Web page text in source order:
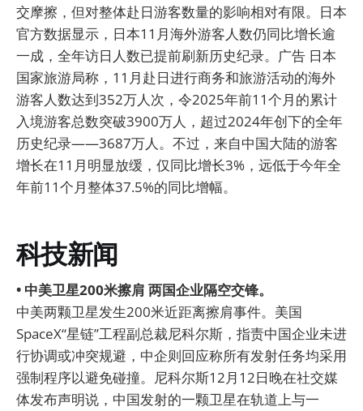
交摩擦，但对整体赴日游客数量的影响相对有限。日本
官方数据显示，日本11月海外游客人数仍同比增长逾
一成，全年访日人数已提前刷新历史纪录。广告 日本
国家旅游局称，11月赴日进行商务和旅游活动的海外
游客人数达到352万人次，令2025年前11个月的累计
入境游客总数突破3900万人，超过2024年创下的全年
历史纪录——3687万人。不过，来自中国大陆的游客
增长在11月明显放缓，仅同比增长3%，远低于今年全
年前11个月整体37.5%的同比增幅。
科技新闻
• 中美卫星200米擦肩 两国企业隔空交锋。
中美两颗卫星发生200米近距离擦肩事件。美国
SpaceX“星链”工程副总裁尼科尔斯，指责中国企业未进
行协调或冲突规避，中企则回应称所有发射任务均采用
强制程序以避免碰撞。尼科尔斯12月12日晚在社交媒
体发布声明说，中国发射的一颗卫星在轨道上与一